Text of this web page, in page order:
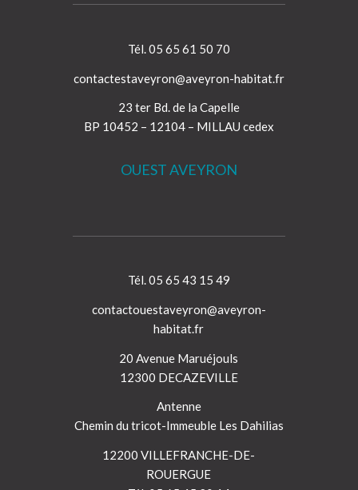
Tél. 05 65 61 50 70
contactestaveyron@aveyron-habitat.fr
23 ter Bd. de la Capelle
BP 10452 – 12104 – MILLAU cedex
OUEST AVEYRON
Tél. 05 65 43 15 49
contactouestaveyron@aveyron-
habitat.fr
20 Avenue Maruéjouls
12300 DECAZEVILLE
Antenne
Chemin du tricot-Immeuble Les Dahilias
12200 VILLEFRANCHE-DE-
ROUERGUE